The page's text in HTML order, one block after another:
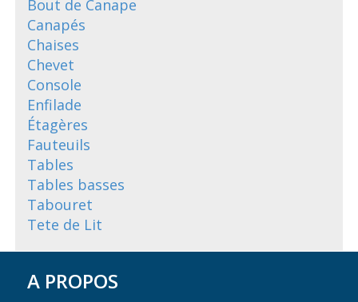
Bout de Canape
Canapés
Chaises
Chevet
Console
Enfilade
Étagères
Fauteuils
Tables
Tables basses
Tabouret
Tete de Lit
A PROPOS